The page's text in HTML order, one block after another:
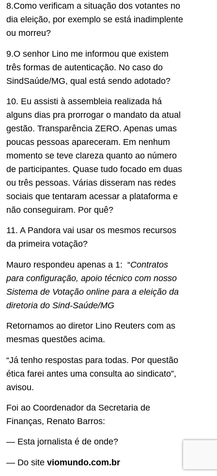
8.Como verificam a situação dos votantes no
dia eleição, por exemplo se está inadimplente
ou morreu?
9.O senhor Lino me informou que existem
três formas de autenticação. No caso do
SindSaúde/MG, qual está sendo adotado?
10. Eu assisti à assembleia realizada há
alguns dias pra prorrogar o mandato da atual
gestão. Transparência ZERO. Apenas umas
poucas pessoas apareceram. Em nenhum
momento se teve clareza quanto ao número
de participantes. Quase tudo focado em duas
ou três pessoas. Várias disseram nas redes
sociais que tentaram acessar a plataforma e
não conseguiram. Por quê?
11. A Pandora vai usar os mesmos recursos
da primeira votação?
Mauro respondeu apenas a 1: “Contratos
para configuração, apoio técnico com nosso
Sistema de Votação online para a eleição da
diretoria do Sind-Saúde/MG
Retornamos ao diretor Lino Reuters com as
mesmas questões acima.
“Já tenho respostas para todas. Por questão
ética farei antes uma consulta ao sindicato”,
avisou.
Foi ao Coordenador da Secretaria de
Finanças, Renato Barros:
— Esta jornalista é de onde?
— Do site viomundo.com.br